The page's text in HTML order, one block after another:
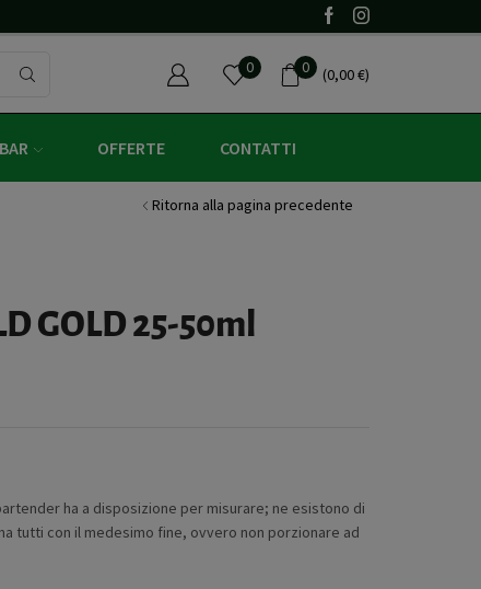
Un regalo con un ordine minimo di 60€
0 0 (0,00€)
OFFERTE CONTATTI
Ritorna alla pagina precedente
GOLD 25-50ml
ha a disposizione per misurare; ne esistono di
tutti con il medesimo fine, ovvero non porzionare ad